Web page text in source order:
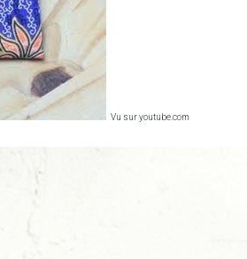
Vu sur youtube.com